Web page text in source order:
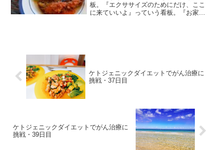
板。『エクササイズのためにだけ、ここ
に来ていいよ』っていう看板。『お家に
ケトジェニックダイエットでがん治療に
挑戦・37日目
ケトジェニックダイエットでがん治療に
挑戦・39日目